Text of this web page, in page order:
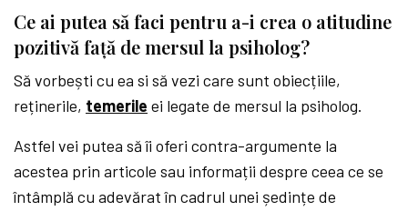
Ce ai putea să faci pentru a-i crea o atitudine
pozitivă față de mersul la psiholog?
Să vorbești cu ea si să vezi care sunt obiecțiile,
reținerile, temerile ei legate de mersul la psiholog.
Astfel vei putea să îi oferi contra-argumente la
acestea prin articole sau informații despre ceea ce se
întâmplă cu adevărat în cadrul unei ședințe de